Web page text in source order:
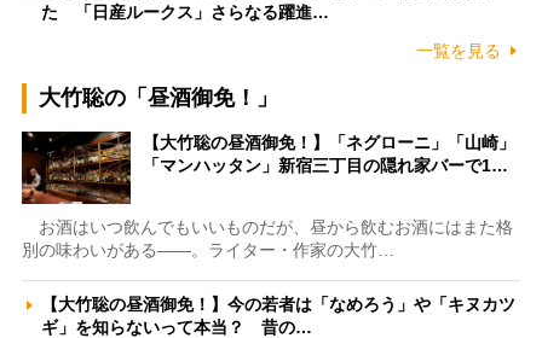
た 「日産ルークス」さらなる躍進…
一覧を見る
大竹聡の「昼酒御免！」
【大竹聡の昼酒御免！】「ネグローニ」「山崎」
「マンハッタン」新宿三丁目の隠れ家バーで1…
お酒はいつ飲んでもいいものだが、昼から飲むお酒にはまた格
別の味わいがある――。ライター・作家の大竹…
【大竹聡の昼酒御免！】今の若者は「なめろう」や「キヌカツ
ギ」を知らないって本当？ 昔の…